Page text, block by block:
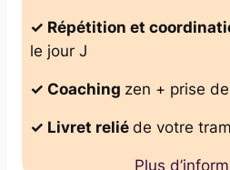
✓ Répétition et
le jour J
✓ Coaching zen + prise
✓ Livret relié de votre
Plus